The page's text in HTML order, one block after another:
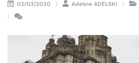
02/03/2020 Adeline ADELSKI